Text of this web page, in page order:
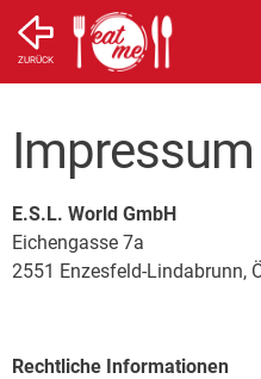
ZURÜCK
Impressum
E.S.L. World GmbH
Eichengasse 7a
2551 Enzesfeld-Lindabrunn,
Rechtliche Informationen